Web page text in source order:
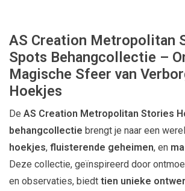
AS Creation Metropolitan
Spots Behangcollectie –
Magische Sfeer van
Hoekjes
De AS Creation Metropolitan Stories
behangcollectie brengt je naar een
hoekjes, fluisterende geheimen, en
Deze collectie, geïnspireerd door
en observaties, biedt tien unieke